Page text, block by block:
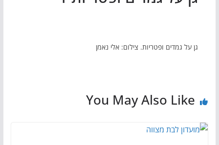
גן על גמדים ופטריות. צילום: אלי נאמן
You May Also Like